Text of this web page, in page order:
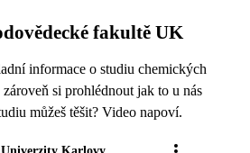
fakultě UK
informace o studiu chemických
si prohlédnout jak to u nás
můžeš těšit? Video napoví.